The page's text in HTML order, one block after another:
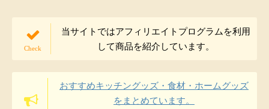
当サイトではアフィリエイトプログラムを利用
して商品を紹介しています。
おすすめキッチングッズ・食材・ホームグッズ
をまとめています。